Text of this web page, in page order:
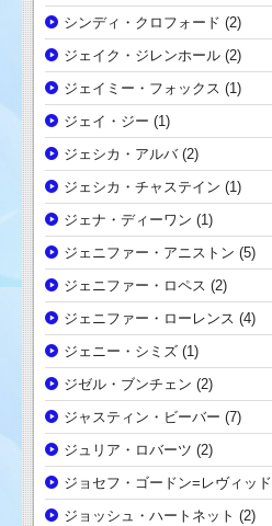
シンディ・クロフォード (2)
ジェイク・ジレンホール (2)
ジェイミー・フォックス (1)
ジェイ・ジー (1)
ジェシカ・アルバ(2)
ジェシカ・チャステイン (1)
ジェナ・ディーワン (1)
ジェニファー・アニストン (5)
ジェニファー・ロペス (2)
ジェニファー・ローレンス (4)
ジェニー・シミズ (1)
ジゼル・ブンチェン (2)
ジャスティン・ビーバー (7)
ジュリア・ロバーツ (2)
ジョセフ・ゴードン=レヴィッド
ジョッシュ・ハートネット (2)